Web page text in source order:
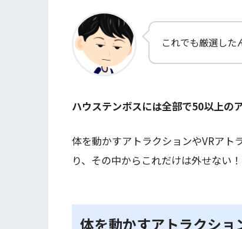
これでも厳選した
ハウステンボスには全部で50以上の
体を動かすアトラクションやVRアト
り、その中からこれだけは外せない
体を動かすアトラクショ